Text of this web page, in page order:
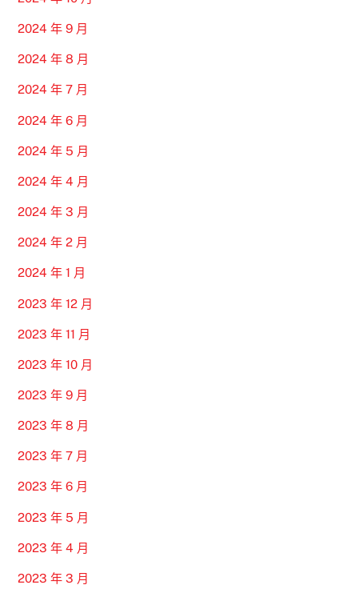
2024 年 9 月
2024 年 8 月
2024 年 7 月
2024 年 6 月
2024 年 5 月
2024 年 4 月
2024 年 3 月
2024 年 2 月
2024 年 1 月
2023 年 12 月
2023 年 11 月
2023 年 10 月
2023 年 9 月
2023 年 8 月
2023 年 7 月
2023 年 6 月
2023 年 5 月
2023 年 4 月
2023 年 3 月